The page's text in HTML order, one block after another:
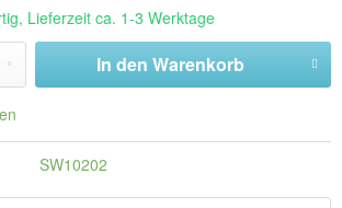
Lieferzeit ca. 1-3 Werktage
In den Warenkorb
SW10202